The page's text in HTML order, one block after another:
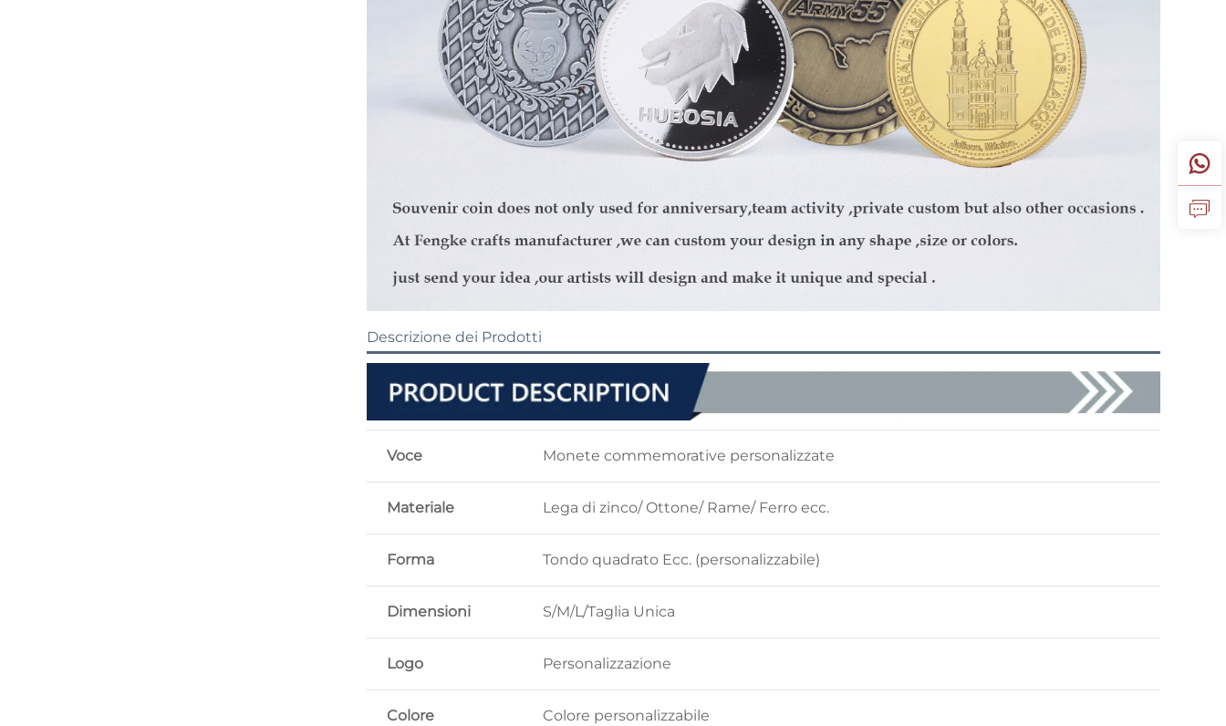
Descrizione dei Prodotti
Voce Monete commemorative personalizzate
Materiale Lega di zinco/ Ottone/ Rame/ Ferro ecc.
Forma Tondo quadrato Ecc. (personalizzabile)
Dimensioni S/M/L/Taglia Unica
Logo Personalizzazione
Colore Colore personalizzabile